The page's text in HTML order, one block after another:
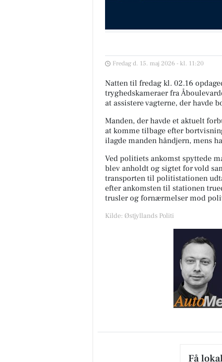
Fredag d. 15. maj 2026 - kl. 11:20
Natten til fredag kl. 02.16
tryghedskameraer fra
at assistere vagterne, der havde
Manden, der havde et aktuelt
at komme tilbage efter
ilagde manden håndjern, mens
Ved politiets ankomst spyttede
blev anholdt og sigtet for vold
transporten til politistationen
efter ankomsten til stationen
trusler og fornærmelser mod
Kilde: Østjyllands Politi
Få
Fairpaint ApS
brug af plastmaling?
har i mange år været en
løsning inden for bygges...